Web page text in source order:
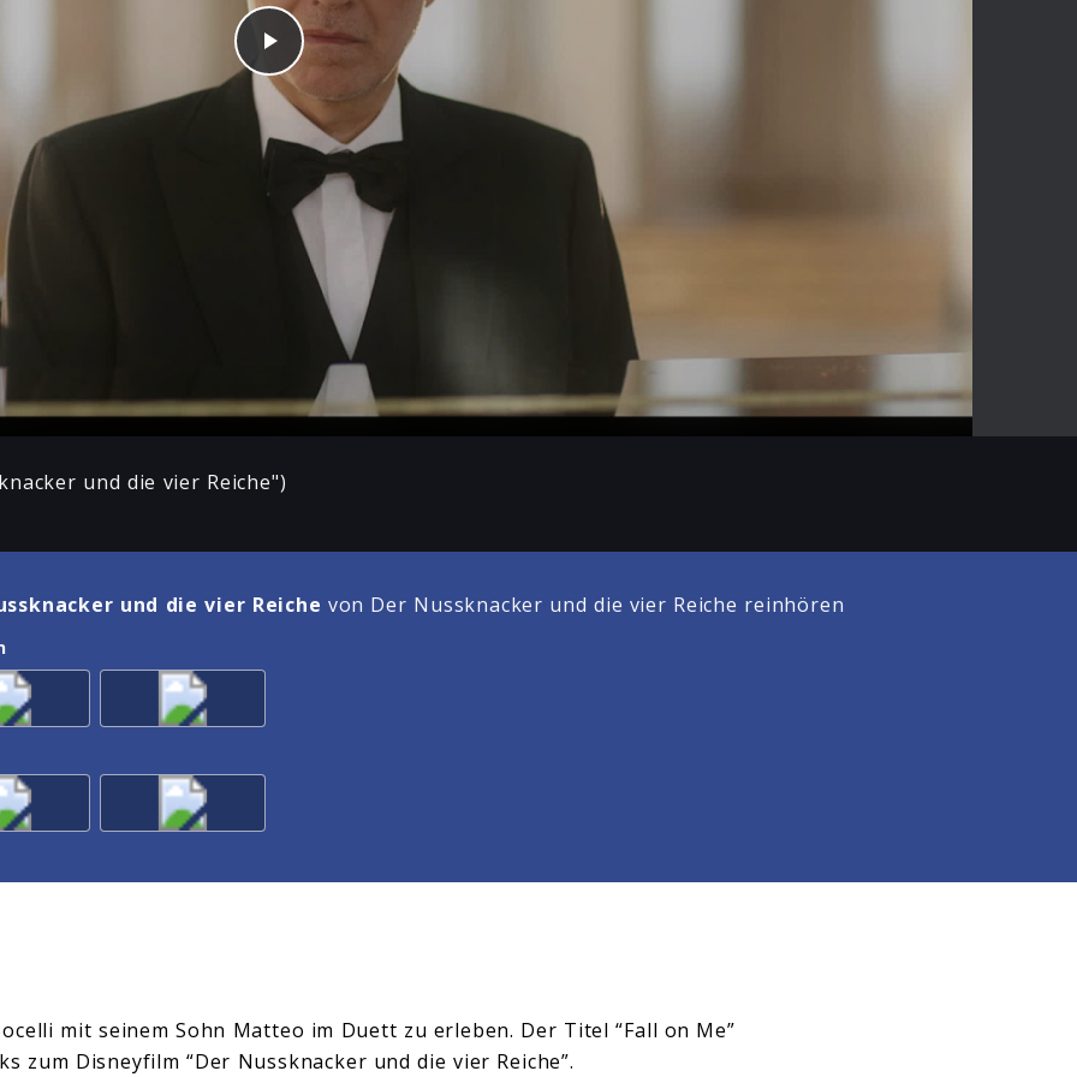
-04:26
Mute
Enter
Play
und die vier Reiche")
und die vier Reiche von Der Nussknacker und die vier Reiche reinhören
mit seinem Sohn Matteo im Duett zu erleben. Der Titel “Fall on Me”
zum Disneyfilm “Der Nussknacker und die vier Reiche”.